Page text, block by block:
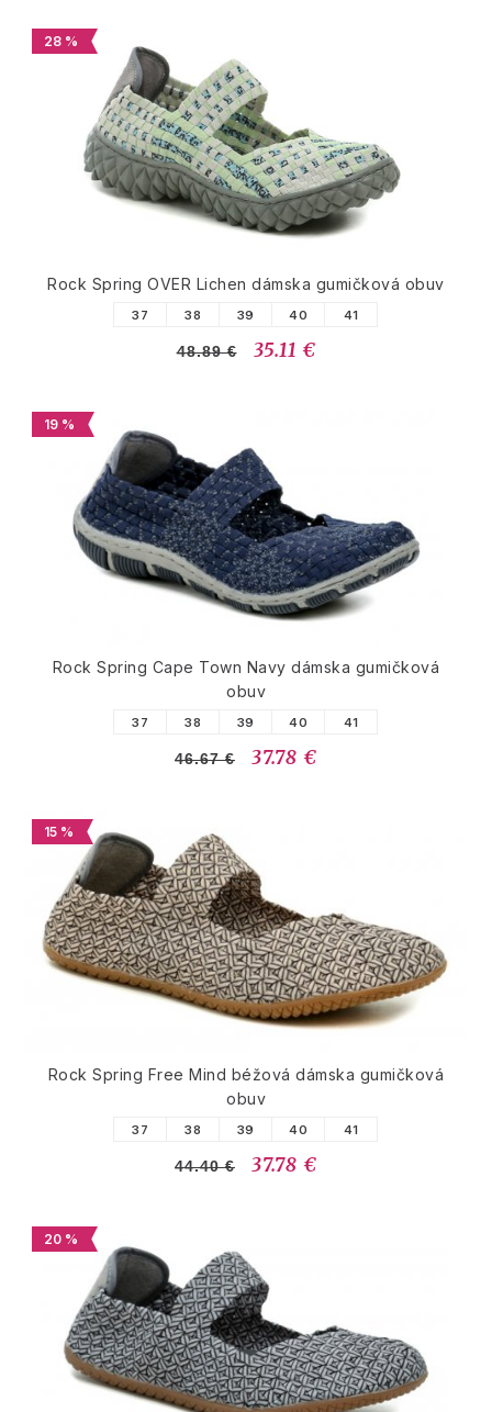
28 %
Rock Spring OVER Lichen dámska gumičková obuv
37 38 39 40 41
48.89 € 35.11 €
19 %
Rock Spring Cape Town Navy dámska gumičková
obuv
37 38 39 40 41
46.67 € 37.78 €
15 %
Rock Spring Free Mind béžová dámska gumičková
obuv
37 38 39 40 41
44.40 € 37.78 €
20 %